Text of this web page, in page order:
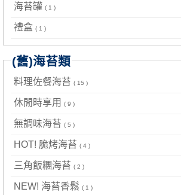
海苔罐 ( 1 )
禮盒 ( 1 )
(舊)海苔類
料理佐餐海苔 ( 15 )
休閒時享用 ( 9 )
無調味海苔 ( 5 )
HOT! 脆烤海苔 ( 4 )
三角飯糰海苔 ( 2 )
NEW! 海苔香鬆 ( 1 )